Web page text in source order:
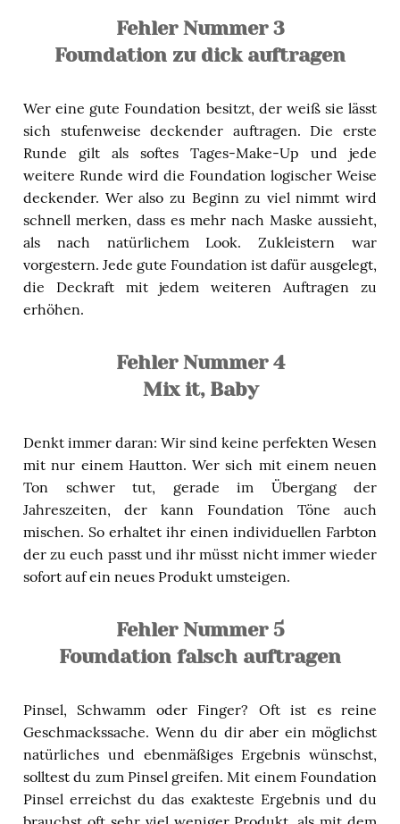
Fehler Nummer 3
Foundation zu dick auftragen
Wer eine gute Foundation besitzt, der weiß sie lässt
sich stufenweise deckender auftragen. Die erste
Runde gilt als softes Tages-Make-Up und jede
weitere Runde wird die Foundation logischer Weise
deckender. Wer also zu Beginn zu viel nimmt wird
schnell merken, dass es mehr nach Maske aussieht,
als nach natürlichem Look. Zukleistern war
vorgestern. Jede gute Foundation ist dafür ausgelegt,
die Deckraft mit jedem weiteren Auftragen zu
erhöhen.
Fehler Nummer 4
Mix it, Baby
Denkt immer daran: Wir sind keine perfekten Wesen
mit nur einem Hautton. Wer sich mit einem neuen
Ton schwer tut, gerade im Übergang der
Jahreszeiten, der kann Foundation Töne auch
mischen. So erhaltet ihr einen individuellen Farbton
der zu euch passt und ihr müsst nicht immer wieder
sofort auf ein neues Produkt umsteigen.
Fehler Nummer 5
Foundation falsch auftragen
Pinsel, Schwamm oder Finger? Oft ist es reine
Geschmackssache. Wenn du dir aber ein möglichst
natürliches und ebenmäßiges Ergebnis wünschst,
solltest du zum Pinsel greifen. Mit einem Foundation
Pinsel erreichst du das exakteste Ergebnis und du